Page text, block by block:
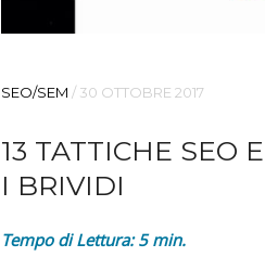
SEO/SEM / 30 OTTOBRE 2017
13 TATTICHE SEO
I BRIVIDI
Tempo di Lettura:5 min.